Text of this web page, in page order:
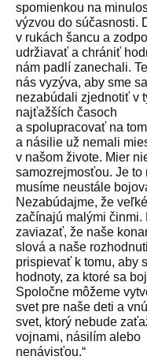
spomienkou na
výzvou do súčasnosti.
v rukách šancu a
udržiavať a chrániť
nám padlí zanechali.
nás vyzýva, aby sme sa
nezabúdali zjednotiť v
najťažších časoch
a spolupracovať na
a násilie už nemali
v našom živote. Mier
samozrejmosťou. Je to
musíme neustále
Nezabúdajme, že
začínajú malými činmi.
zaviazať, že naše
slová a naše
prispievať k tomu, aby
hodnoty, za ktoré sa
Spoločne môžeme
svet pre naše deti a
svet, ktorý nebude
vojnami, násilím alebo
nenávisťou.“